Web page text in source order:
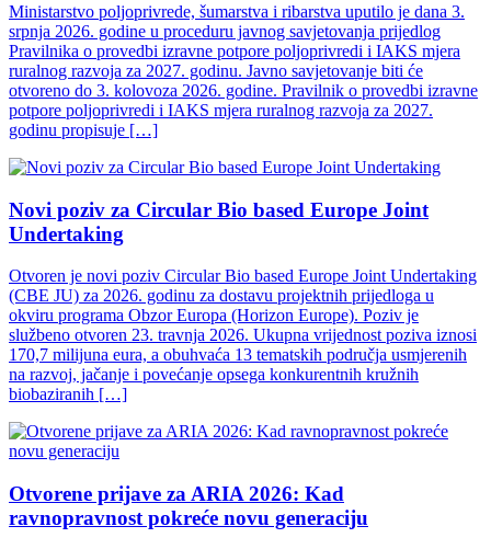
Ministarstvo poljoprivrede, šumarstva i ribarstva uputilo je dana 3.
srpnja 2026. godine u proceduru javnog savjetovanja prijedlog
Pravilnika o provedbi izravne potpore poljoprivredi i IAKS mjera
ruralnog razvoja za 2027. godinu. Javno savjetovanje biti će
otvoreno do 3. kolovoza 2026. godine. Pravilnik o provedbi izravne
potpore poljoprivredi i IAKS mjera ruralnog razvoja za 2027.
godinu propisuje […]
Novi poziv za Circular Bio based Europe Joint
Undertaking
Otvoren je novi poziv Circular Bio based Europe Joint Undertaking
(CBE JU) za 2026. godinu za dostavu projektnih prijedloga u
okviru programa Obzor Europa (Horizon Europe). Poziv je
službeno otvoren 23. travnja 2026. Ukupna vrijednost poziva iznosi
170,7 milijuna eura, a obuhvaća 13 tematskih područja usmjerenih
na razvoj, jačanje i povećanje opsega konkurentnih kružnih
biobaziranih […]
Otvorene prijave za ARIA 2026: Kad
ravnopravnost pokreće novu generaciju